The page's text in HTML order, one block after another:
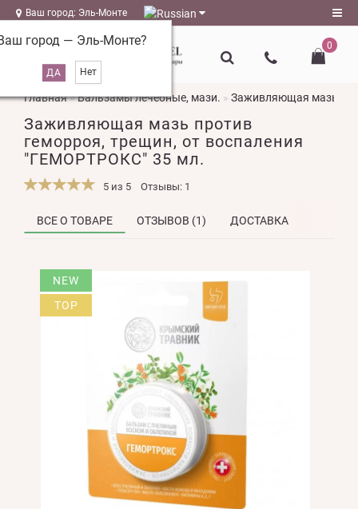
Ваш город: Эль-Монте
город — Эль-Монте?
Регистрация
Авторизация
naturel.ru
0
Главная Бальзамы лечебные, мази. Заживляющая мазь
Заживляющая мазь против
геморроя, трещин, от воспаления
"ГЕМОРТРОКС" 35 мл.
5 из 5 Отзывы: 1
ВСЕ О ТОВАРЕ ОТЗЫВОВ (1) ДОСТАВКА
NEW
TOP